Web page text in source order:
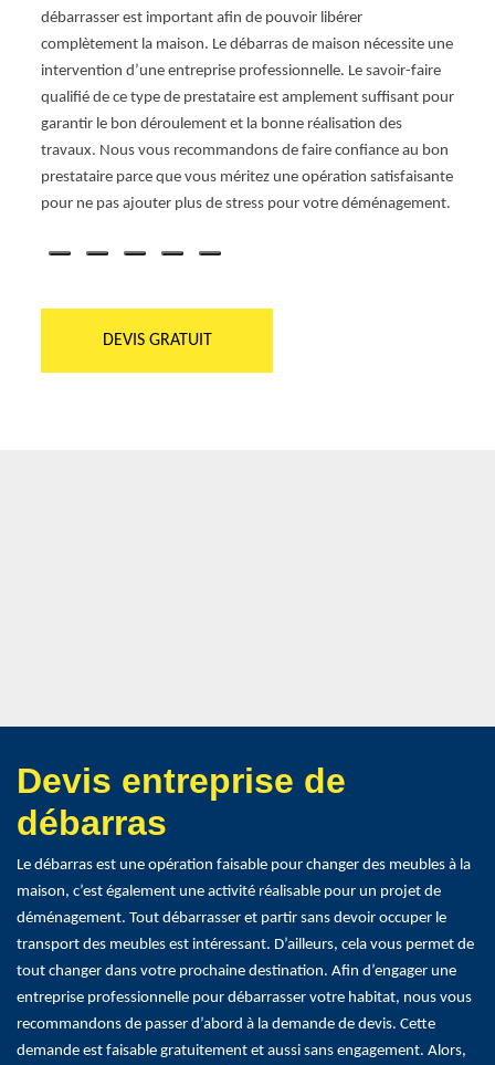
débarrasser est important afin de pouvoir libérer
complètement la maison. Le débarras de maison nécessite une
intervention d’une entreprise professionnelle. Le savoir-faire
qualifié de ce type de prestataire est amplement suffisant pour
garantir le bon déroulement et la bonne réalisation des
travaux. Nous vous recommandons de faire confiance au bon
prestataire parce que vous méritez une opération satisfaisante
pour ne pas ajouter plus de stress pour votre déménagement.
DEVIS GRATUIT
Devis entreprise de
débarras
Le débarras est une opération faisable pour changer des meubles à la
maison, c’est également une activité réalisable pour un projet de
déménagement. Tout débarrasser et partir sans devoir occuper le
transport des meubles est intéressant. D’ailleurs, cela vous permet de
tout changer dans votre prochaine destination. Afin d’engager une
entreprise professionnelle pour débarrasser votre habitat, nous vous
recommandons de passer d’abord à la demande de devis. Cette
demande est faisable gratuitement et aussi sans engagement. Alors,